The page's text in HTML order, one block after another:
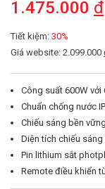
1.475.000 đ
Tiết kiệm: 30%
Giá website: 2.099.000
Công suất 600W với
Chuẩn chống nước
Chiếu sáng bền
Diện tích chiếu
Pin lithium sắt
Remote điều khiển